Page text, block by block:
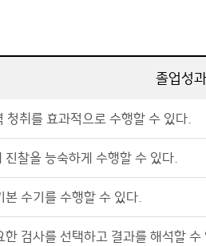
졸업성과
취를 효과적으로 수행할 수 있다.
찰을 능숙하게 수행할 수 있다.
수기를 수행할 수 있다.
검사를 선택하고 결과를 해석할 수